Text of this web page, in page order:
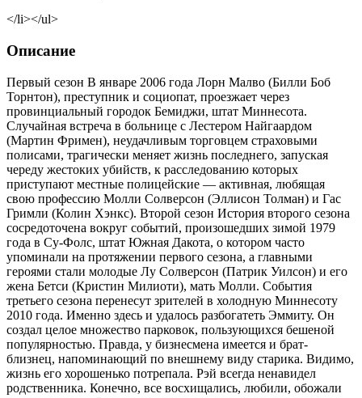
</li></ul>
Описание
Первый сезон В январе 2006 года Лорн Малво (Билли Боб
Торнтон), преступник и социопат, проезжает через
провинциальный городок Бемиджи, штат Миннесота.
Случайная встреча в больнице с Лестером Найгаардом
(Мартин Фримен), неудачливым торговцем страховыми
полисами, трагически меняет жизнь последнего, запуская
череду жестоких убийств, к расследованию которых
приступают местные полицейские — активная, любящая
свою профессию Молли Солверсон (Эллисон Толман) и Гас
Гримли (Колин Хэнкс). Второй сезон История второго сезона
сосредоточена вокруг событий, произошедших зимой 1979
года в Су-Фолс, штат Южная Дакота, о котором часто
упоминали на протяжении первого сезона, а главными
героями стали молодые Лу Солверсон (Патрик Уилсон) и его
жена Бетси (Кристин Милиоти), мать Молли. События
третьего сезона перенесут зрителей в холодную Миннесоту
2010 года. Именно здесь и удалось разбогатеть Эммиту. Он
создал целое множество парковок, пользующихся бешеной
популярностью. Правда, у бизнесмена имеется и брат-
близнец, напоминающий по внешнему виду старика. Видимо,
жизнь его хорошенько потрепала. Рэй всегда ненавидел
родственника. Конечно, все восхищались, любили, обожали